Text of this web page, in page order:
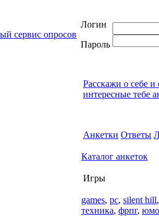
Логин
Пароль
Расскажи о себе
интересные тебе
Анкетки Ответы
Каталог анкеток
Игры
games, pc, silent hill,
техника, фрпг,